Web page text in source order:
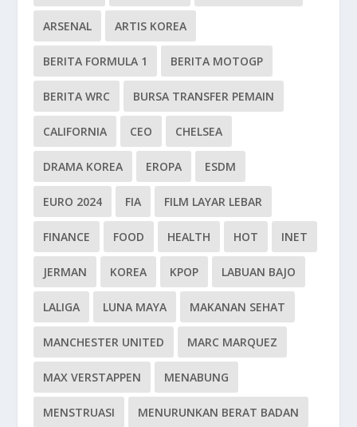
ARSENAL ARTIS KOREA
BERITA FORMULA 1 BERITA MOTOGP
BERITA WRC BURSA TRANSFER PEMAIN
CALIFORNIA CEO CHELSEA
DRAMA KOREA EROPA ESDM
EURO 2024 FIA FILM LAYAR LEBAR
FINANCE FOOD HEALTH HOT INET
JERMAN KOREA KPOP LABUAN BAJO
LALIGA LUNA MAYA MAKANAN SEHAT
MANCHESTER UNITED MARC MARQUEZ
MAX VERSTAPPEN MENABUNG
MENSTRUASI MENURUNKAN BERAT BADAN